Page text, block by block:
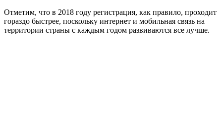
Отметим, что в 2018 году регистрация, как правило, проходит
гораздо быстрее, поскольку интернет и мобильная связь на
территории страны с каждым годом развиваются все лучше.